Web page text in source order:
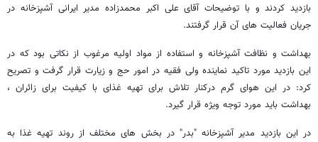
بازدید کردند و با توضیحات آقای علی اکبر محمدزاده مدیر ایرانی آشپزخانه در
جریان فعالیت های آن قرار گرفتند.
بهداشت و نظافت آشپزخانه و استفاده از مواد اولیه مرغوب از نکاتی بود که در
این بازدید مورد تاکید نماینده ولی فقیه در امور حج و زیارت قرار گرفت و تصریح
کرد: در این هوای گرم درکنار تلاش برای تهیه غذای با کیفیت برای زائران ،
بهداشت باید مورد توجه ویژه قرار گیرد.
در این بازدید مدیر آشپزخانه "بدر"‌ در بخش های مختلف از روند تهیه غذا به